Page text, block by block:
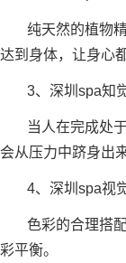
纯天然的植物
达到身体，让身心
3、深圳spa知
当人在完成处
会从压力中跻身出来
4、深圳spa视
色彩的合理搭
彩平衡。